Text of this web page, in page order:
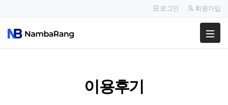
팔고
로그인 회원가입
이용후기